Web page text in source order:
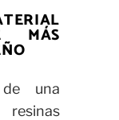
MÁS
una